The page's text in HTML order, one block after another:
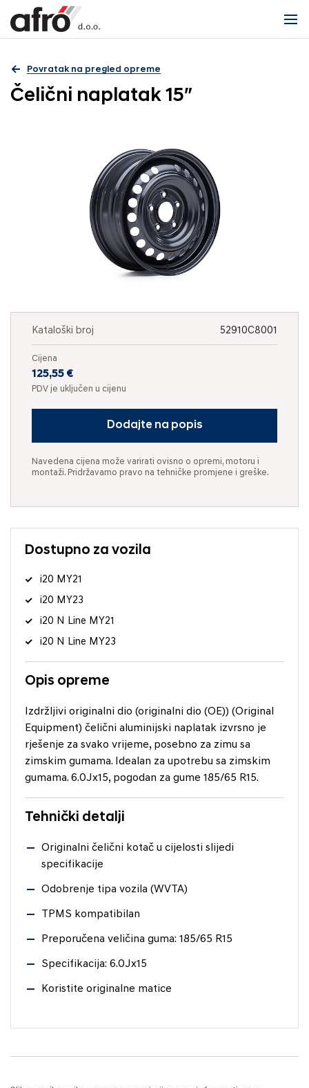
Povratak na pregled opreme
Čelični naplatak 15″
Kataloški broj 52910C8001
Cijena
125,55 €
PDV je uključen u cijenu
Dodajte na popis
Navedena cijena može varirati ovisno o opremi, motoru i
montaži. Pridržavamo pravo na tehničke promjene i greške.
Dostupno za vozila
i20 MY21
i20 MY23
i20 N Line MY21
i20 N Line MY23
Opis opreme
Izdržljivi originalni dio (originalni dio (OE)) (Original
Equipment) čelični aluminijski naplatak izvrsno je
rješenje za svako vrijeme, posebno za zimu sa
zimskim gumama. Idealan za upotrebu sa zimskim
gumama. 6.0Jx15, pogodan za gume 185/65 R15.
Tehnički detalji
Originalni čelični kotač u cijelosti slijedi
specifikacije
Odobrenje tipa vozila (WVTA)
TPMS kompatibilan
Preporučena veličina guma: 185/65 R15
Specifikacija: 6.0Jx15
Koristite originalne matice